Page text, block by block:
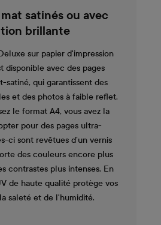
satinés ou avec
brillante
sur papier d'impression
disponible avec des pages
satiné, qui garantissent des
et des photos à faible reflet.
le format A4, vous avez la
pour des pages ultra-
ci sont revêtues d’un vernis
des couleurs encore plus
contrastes plus intenses. En
de haute qualité protège vos
saleté et de l'humidité.